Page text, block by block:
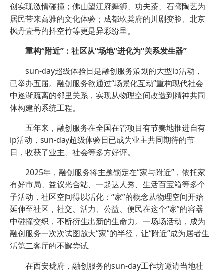
创实现激情碰撞；佛山望江府舞狮、功夫茶、石湾陶艺为
居民带来高雅的文化体验；成都玖棠府的川剧变脸、北京
枫丹壹号的抖空竹等更是异彩纷呈。
重构“附近”：社区从“场地”进化为“关系发生器”
sun-day超级体验日是融创服务策划的大型ip活动，
已举办五届。融创服务欲通过“场景化互动”重构现代社会
中逐渐疏离的邻里关系，实现从物理空间改造到精神共同
体构建的系统工程。
五年来，融创服务在全国在管项目有节奏地推进自有
ip活动，sun-day超级体验日已成为业主共同期待的节
日，收获了业主、社会等多方好评。
2025年，融创服务将主题锁定在“家与附近”，依托家
有好市局、益议光合站、一起达人秀、生活百宝箱等多个
子活动，社区空间得以活化：“家”的概念从物理空间开始
延伸至社区，社交、活力、公益、便民在这个“家”的容器
中碰撞交织，不断衍生出新的生命力。一场场活动，成为
融创服务一次次试图放大“家”的半径，让“附近”成为居者生
活第二客厅的不懈尝试。
在西安珑府，融创服务的sun-day工作坊邀请当地社